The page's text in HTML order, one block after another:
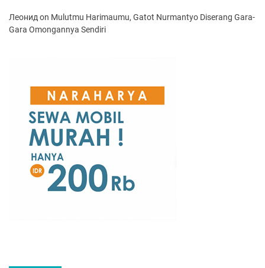
Леонид on Mulutmu Harimaumu, Gatot Nurmantyo Diserang Gara-
Gara Omongannya Sendiri